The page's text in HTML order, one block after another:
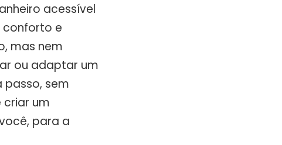
acessível
conforto e
mas nem
ou adaptar um
passo, sem
um
para a